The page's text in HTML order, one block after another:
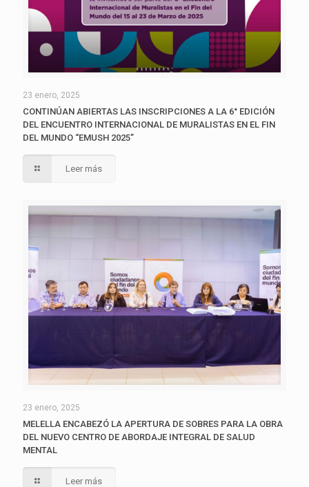
23 enero, 2025
CONTINÚAN ABIERTAS LAS INSCRIPCIONES A LA 6° EDICIÓN
DEL ENCUENTRO INTERNACIONAL DE MURALISTAS EN EL FIN
DEL MUNDO “EMUSH 2025”
Leer más
23 enero, 2025
MELELLA ENCABEZÓ LA APERTURA DE SOBRES PARA LA OBRA
DEL NUEVO CENTRO DE ABORDAJE INTEGRAL DE SALUD
MENTAL
Leer más